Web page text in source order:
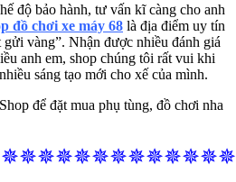
độ bảo hành, tư vấn kĩ càng cho anh
đồ chơi xe máy 68 là địa điểm uy tín
gửi vàng”. Nhận được nhiều đánh giá
anh em, shop chúng tôi rất vui khi
sáng tạo mới cho xế của mình.
để đặt mua phụ tùng, đồ chơi nha